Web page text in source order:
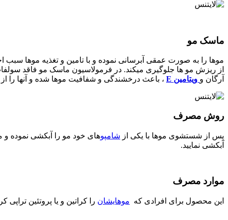
ماسک مو
موها را به صورت عمقی آبرسانی نموده و با تامین و تغذیه موها
از ریزش مو ها جلوگیری میکند. در فرمولاسیون ماسک مو فاقد
آرگان و ویتامین E ، باعث درخشندگی و شفافیت موها شده و آنها را
روش مصرف
پس از شستشوی موها با یکی از شامپو
آبکشی نمایید.
موارد مصرف
این محصول برای افرادی که موهایشان را کراتین و یا پروتئین